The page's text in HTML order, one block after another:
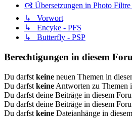
🙧 Übersetzungen in Photo
↳ Vorwort
↳ Encyke - PFS
↳ Butterfly - PSP
Berechtigungen in diesem
Du darfst keine neuen Themen in
Du darfst keine Antworten zu Themen
Du darfst deine Beiträge in diesem
Du darfst deine Beiträge in diesem
Du darfst keine Dateianhänge in